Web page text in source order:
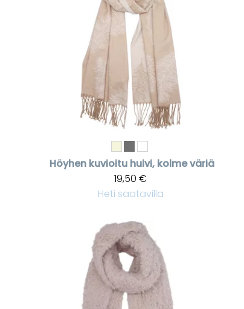
Höyhen kuvioitu huivi, kolme väriä
19,50 €
Heti saatavilla